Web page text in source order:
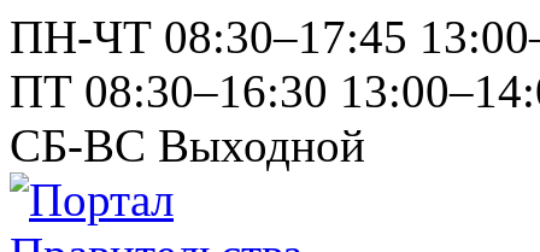
ПН-ЧТ 08:30–17:45
ПТ 08:30–16:30
СБ-ВС Выходной